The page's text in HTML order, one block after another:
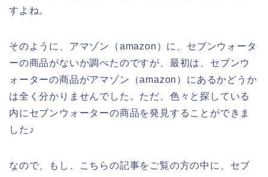
すよね。
そのように、アマゾン（amazon）に、セブンウォータ
ーの商品がないか調べたのですが、最初は、セブンウ
ォーターの商品がアマゾン（amazon）にあるかどうか
は全く分かりませんでした。ただ、色々と探している
内にセブンウォーターの商品を発見することができま
した♪
なので、もし、こちらの記事をご覧の方の中に、セブ